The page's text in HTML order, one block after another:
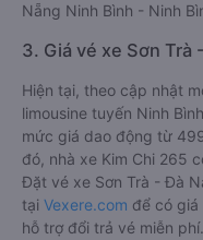
Nẵng Ninh Bình - Ninh
3. Giá vé xe Sơn Trà
Hiện tại, theo cập nhật
limousine tuyến Ninh
mức giá dao động từ
đó, nhà xe Kim Chi 265
Đặt vé xe Sơn Trà - Đà
tại Vexere.com để có giá
hỗ trợ đổi trả vé miễn